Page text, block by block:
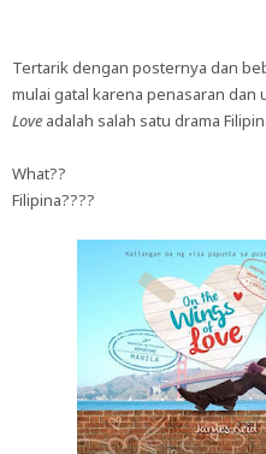
Tertarik dengan posternya dan
mulai gatal karena penasaran dan
Love adalah salah satu drama
What??
Filipina????